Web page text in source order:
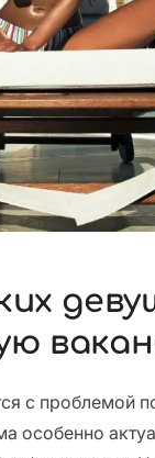
с проблемой
особенно